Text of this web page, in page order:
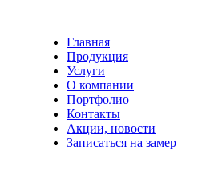
Главная
Продукция
Услуги
О компании
Портфолио
Контакты
Акции, новости
Записаться на замер